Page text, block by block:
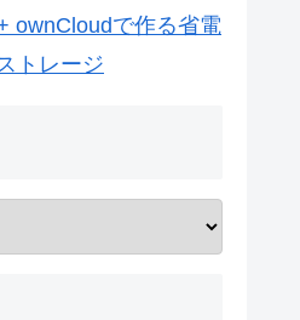
ownCloudで作る省電
トレージ